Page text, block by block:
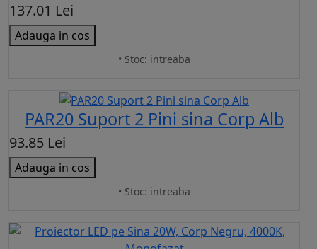
137.01 Lei
Adauga in cos
• Stoc: intreaba
PAR20 Suport 2 Pini sina Corp Alb
93.85 Lei
Adauga in cos
• Stoc: intreaba